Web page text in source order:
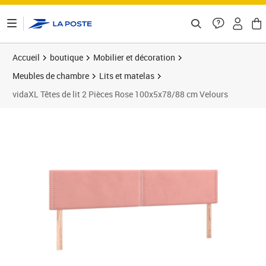
Accueil boutique
Mobilier et décoration
Meubles de chambre
Lits et matelas
vidaXL Têtes de lit 2 Pièces Rose 100x5x78/88 cm Velours